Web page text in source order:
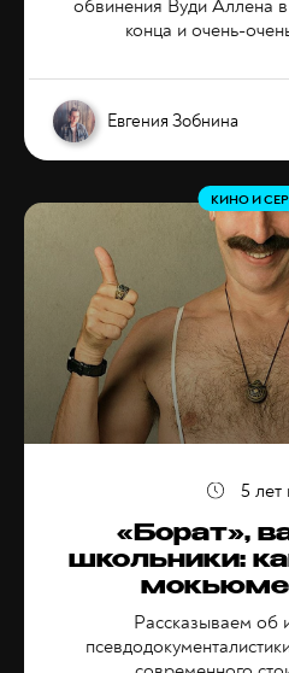
обвинения Вуди Аллена
конца и очень-
Евгения Зобнина
«Борат»,
школьники:
Рассказываем об
КИНО И
5 лет